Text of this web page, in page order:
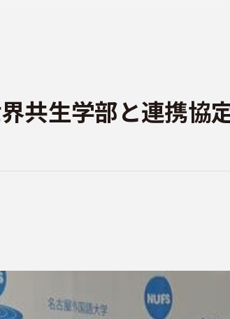
共生学部と連携協